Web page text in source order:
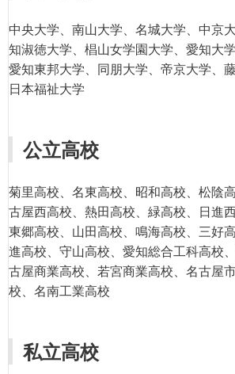
中央大学、南山大学、名城大学、中京
知淑徳大学、椙山女学園大学、愛知大
愛知東邦大学、同朋大学、帝京大学、
日本福祉大学
公立高校
菊里高校、名東高校、昭和高校、松陰
古屋西高校、熱田高校、緑高校、日進
東郷高校、山田高校、鳴海高校、三好
進高校、守山高校、愛知総合工科高校
古屋商業高校、若宮商業高校、名古屋
校、名南工業高校
私立高校